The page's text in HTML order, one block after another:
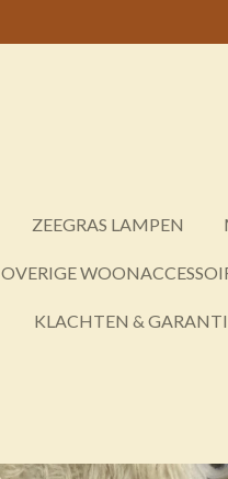
ZEEGRAS LAMPEN
OVERIGE
KLACHTEN &